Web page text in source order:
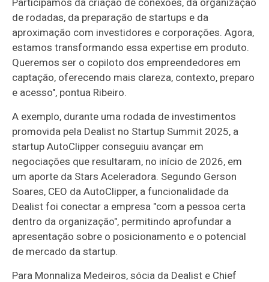
de rodadas, da preparação de startups e da
aproximação com investidores e corporações. Agora,
estamos transformando essa expertise em produto.
Queremos ser o copiloto dos empreendedores em
captação, oferecendo mais clareza, contexto, preparo
e acesso", pontua Ribeiro.
A exemplo, durante uma rodada de investimentos
promovida pela Dealist no Startup Summit 2025, a
startup AutoClipper conseguiu avançar em
negociações que resultaram, no início de 2026, em
um aporte da Stars Aceleradora. Segundo Gerson
Soares, CEO da AutoClipper, a funcionalidade da
Dealist foi conectar a empresa "com a pessoa certa
dentro da organização", permitindo aprofundar a
apresentação sobre o posicionamento e o potencial
de mercado da startup.
Para Monnaliza Medeiros, sócia da Dealist e Chief